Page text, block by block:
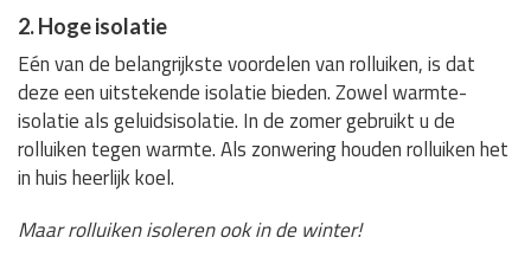
2. Hoge isolatie
Eén van de belangrijkste voordelen van rolluiken, is dat
deze een uitstekende isolatie bieden. Zowel warmte-
isolatie als geluidsisolatie. In de zomer gebruikt u de
rolluiken tegen warmte. Als zonwering houden rolluiken het
in huis heerlijk koel.
Maar rolluiken isoleren ook in de winter!